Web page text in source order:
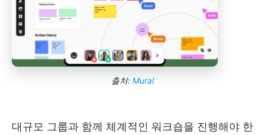
출처: Mural
대규모 그룹과 함께 체계적인 워크숍을 진행해야 한